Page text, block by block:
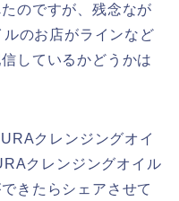
のですが、残念なが
のお店がラインなど
しているかどうかは
クレンジングオイ
クレンジングオイル
きたらシェアさせて